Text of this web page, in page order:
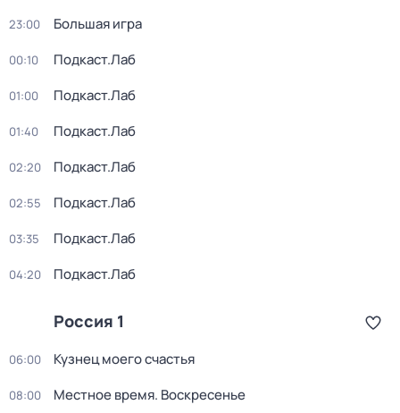
23:00 Большая игра
00:10 Подкаст.Лаб
01:00 Подкаст.Лаб
01:40 Подкаст.Лаб
02:20 Подкаст.Лаб
02:55 Подкаст.Лаб
03:35 Подкаст.Лаб
04:20 Подкаст.Лаб
Россия 1
06:00 Кузнец моего счастья
08:00 Местное время. Воскресенье